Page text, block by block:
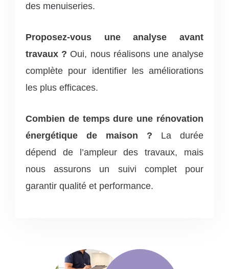
des menuiseries.
Proposez-vous une analyse avant
travaux ? Oui, nous réalisons une analyse
complète pour identifier les améliorations
les plus efficaces.
Combien de temps dure une rénovation
énergétique de maison ? La durée
dépend de l’ampleur des travaux, mais
nous assurons un suivi complet pour
garantir qualité et performance.